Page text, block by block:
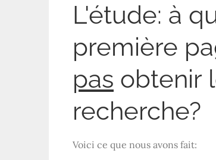
L'étude: à
première
pas obtenir
recherche?
Voici ce que nous avons fait: